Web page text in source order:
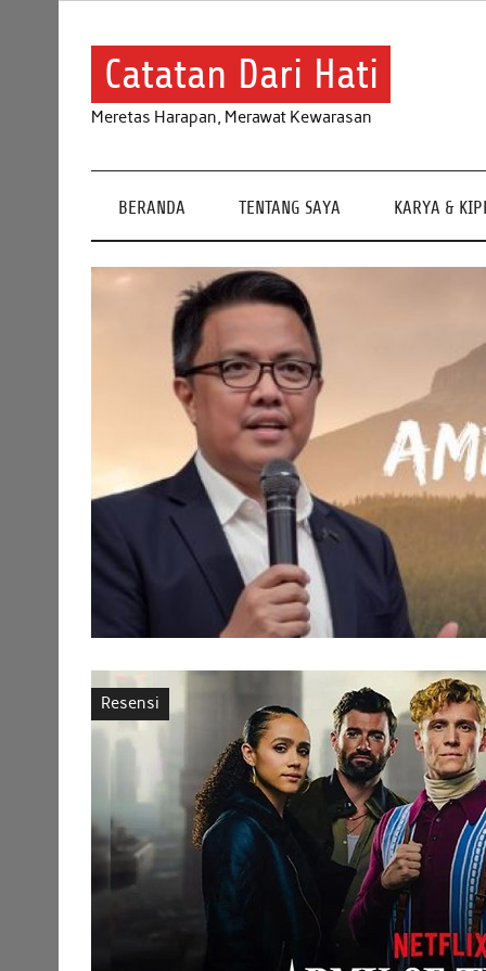
Catatan Dari Hati
Meretas Harapan, Merawat Kewarasan
BERANDA TENTANG SAYA KARYA &
Resensi